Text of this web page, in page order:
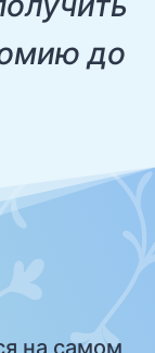
до
на самом